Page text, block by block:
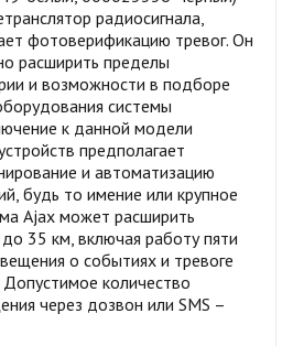
радиосигнала,
фотоверификацию тревог. Он
расширить пределы
и возможности в подборе
системы
к данной модели
предполагает
и автоматизацию
будь то имение или крупное
Ajax может расширить
35 км, включая работу пяти
о событиях и тревоге
количество
через дозвон или SMS –